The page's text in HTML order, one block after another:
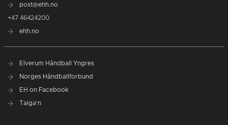
post@ehh.no
+47 46424200
ehh.no
Elverum Håndball Yngres
Norges Håndballforbund
EH on Facebook
Taiga'n